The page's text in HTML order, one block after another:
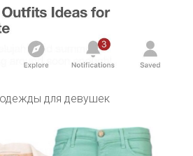
для девушек